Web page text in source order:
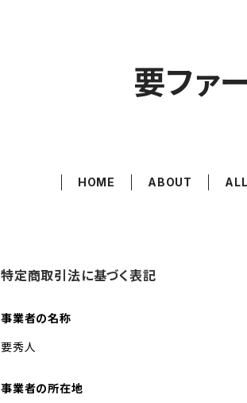
要ファ
HOME ABOUT
特定商取引法に基づく表記
事業者の名称
要秀人
事業者の所在地